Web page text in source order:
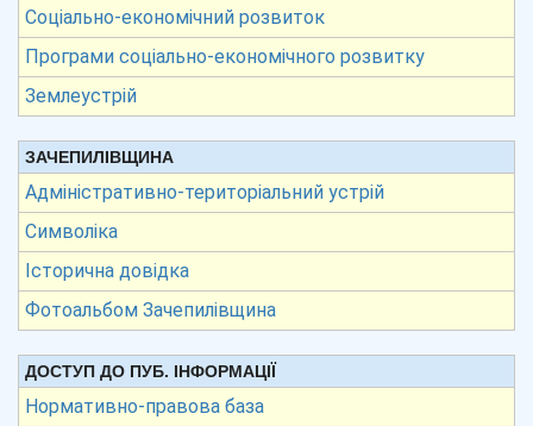
Соціально-економічний розвиток
Програми соціально-економічного розвитку
Землеустрій
ЗАЧЕПИЛІВЩИНА
Адміністративно-територіальний устрій
Символіка
Історична довідка
Фотоальбом Зачепилівщина
ДОСТУП ДО ПУБ. ІНФОРМАЦІЇ
Нормативно-правова база